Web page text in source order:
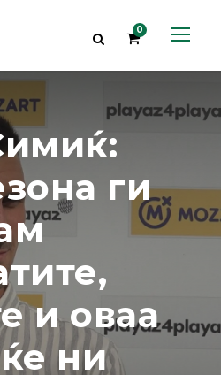
0
ги
и оваа
ни